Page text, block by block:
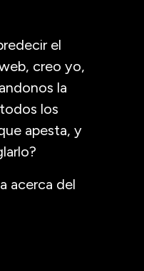
el
creo yo,
la
los
apesta, y
acerca del